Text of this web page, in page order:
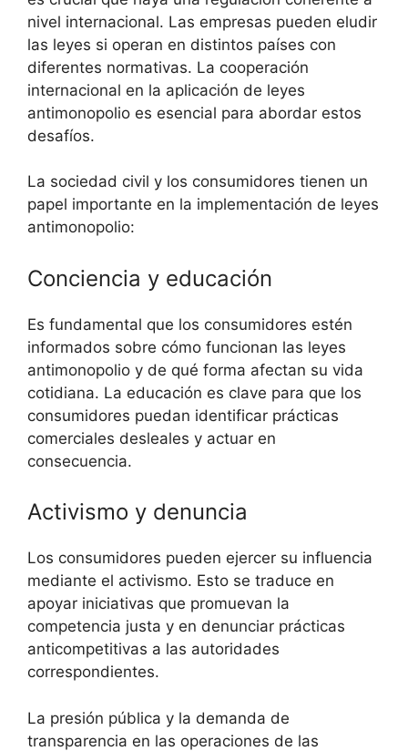
nivel internacional. Las empresas pueden eludir
las leyes si operan en distintos países con
diferentes normativas. La cooperación
internacional en la aplicación de leyes
antimonopolio es esencial para abordar estos
desafíos.
La sociedad civil y los consumidores tienen un
papel importante en la implementación de leyes
antimonopolio:
Conciencia y educación
Es fundamental que los consumidores estén
informados sobre cómo funcionan las leyes
antimonopolio y de qué forma afectan su vida
cotidiana. La educación es clave para que los
consumidores puedan identificar prácticas
comerciales desleales y actuar en
consecuencia.
Activismo y denuncia
Los consumidores pueden ejercer su influencia
mediante el activismo. Esto se traduce en
apoyar iniciativas que promuevan la
competencia justa y en denunciar prácticas
anticompetitivas a las autoridades
correspondientes.
La presión pública y la demanda de
transparencia en las operaciones de las